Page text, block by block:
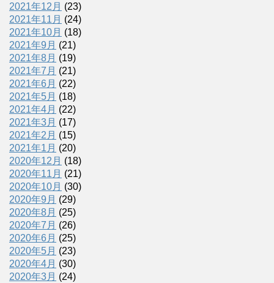
2021年12月 (23)
2021年11月 (24)
2021年10月 (18)
2021年9月 (21)
2021年8月 (19)
2021年7月 (21)
2021年6月 (22)
2021年5月 (18)
2021年4月 (22)
2021年3月 (17)
2021年2月 (15)
2021年1月 (20)
2020年12月 (18)
2020年11月 (21)
2020年10月 (30)
2020年9月 (29)
2020年8月 (25)
2020年7月 (26)
2020年6月 (25)
2020年5月 (23)
2020年4月 (30)
2020年3月 (24)